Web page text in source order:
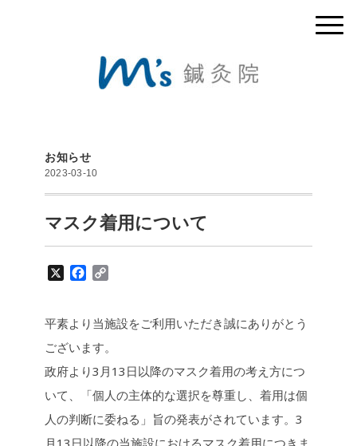
お知らせ
2023-03-10
マスク着用について
X
e
o
o
y
n
平素より当施設をご利用いただき誠にありがとう
ございます。
政府より3月13日以降のマスク着用の考え方につ
いて、「個人の主体的な選択を尊重し、着用は個
人の判断に委ねる」旨の発表がされています。3
月13日以降の当施設におけるマスク着用につきま